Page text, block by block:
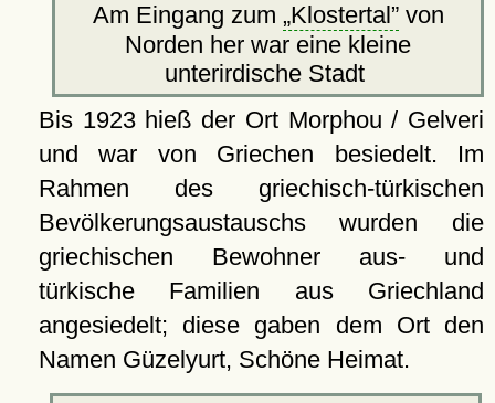
Am Eingang zum Klostertal von
Norden her war eine kleine
unterirdische Stadt
Bis 1923 hieß der Ort Morphou / Gelveri
und war von Griechen besiedelt. Im
Rahmen des griechisch-türkischen
Bevölkerungsaustauschs wurden die
griechischen Bewohner aus- und
türkische Familien aus Griechland
angesiedelt; diese gaben dem Ort den
Namen Güzelyurt, Schöne Heimat.